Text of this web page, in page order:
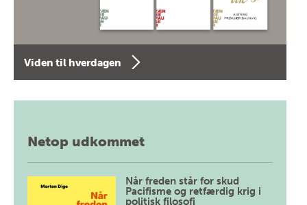
Viden til hverdagen
Netop udkommet
Når freden står for skud
Pacifisme og retfærdig krig i
politisk filosofi